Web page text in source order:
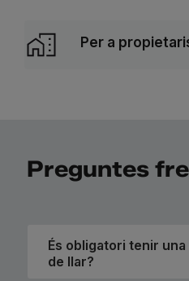
Per a
Preguntes
És obligatori tenir
de llar?